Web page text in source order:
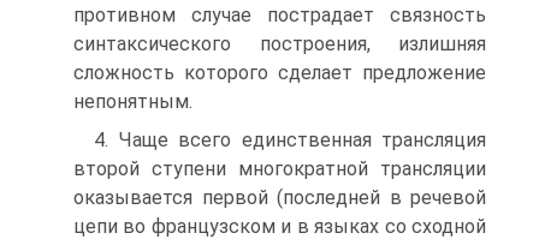
противном случае пострадает связность
синтаксического построения, излишняя
сложность которого сделает предложение
непонятным.
4. Чаще всего единственная трансляция
второй ступени многократ­ной трансляции
оказывается первой (последней в речевой
цепи во фран­цузском и в языках со сходной